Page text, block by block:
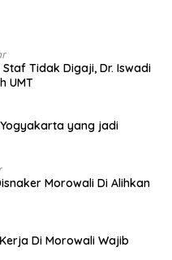
Tidak Digaji, Dr. Iswadi
UMT
yang jadi
Morowali Di Alihkan
Di Morowali Wajib